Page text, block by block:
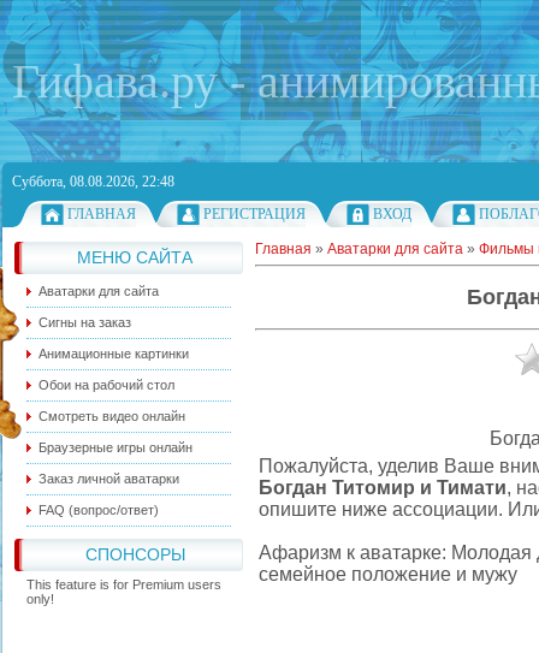
Гифава.ру -
Суббота, 08.08.2026, 22:48
ГЛАВНАЯ
РЕГИСТРАЦИЯ ВХОД
МЕНЮ САЙТА
Аватарки для сайта
Сигны на заказ
Анимационные картинки
Обои на рабочий стол
Смотреть видео онлайн
Браузерные игры онлайн
Заказ личной аватарки
FAQ (вопрос/ответ)
СПОНСОРЫ
This feature is for Premium users
only!
Главная » Аватарки для сайта » Фильмы
Пожалуйста, уделив Ваше
Богдан Титомир и Тимати,
опишите ниже ассоциации.
Афаризм к аватарке:
семейное положение и мужу